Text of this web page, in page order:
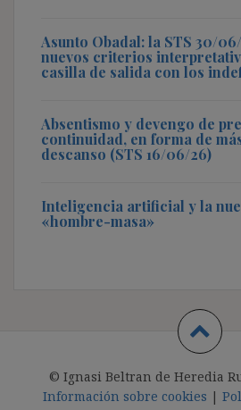
Asunto Obadal: la STS 30/
nuevos criterios
casilla de salida con los
Absentismo y devengo de
continuidad, en forma de
descanso (STS 16/06/26)
Inteligencia artificial y la
«hombre-masa»
© Ignasi Beltran de Heredia
Información sobre cookies |